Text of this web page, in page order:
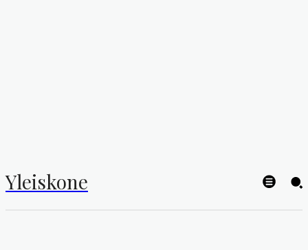
Yleiskone